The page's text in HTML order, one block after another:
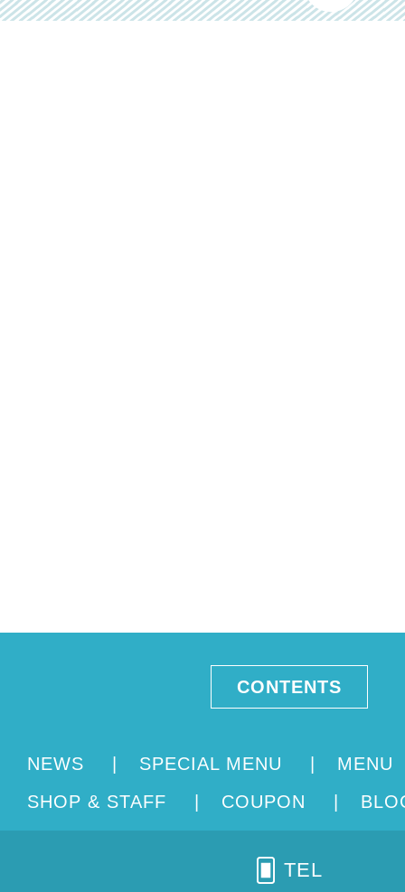
CONTENTS
NEWS SPECIAL MENU
MENU
SHOP & STAFF
COUPON
TEL